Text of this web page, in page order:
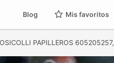
Mis favoritos
Blog
PAPILLEROS 605205257,